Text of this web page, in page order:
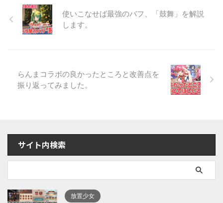
使いこなせば最強のバフ、「鼓舞」を解説
します。
らんまコラボの良かったところと改善点を
振り返ってみました。
サイト内検索
放置少女